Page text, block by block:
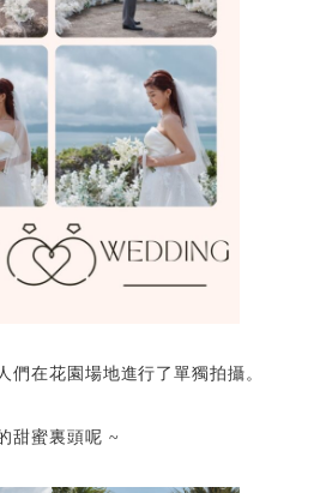
們在花園場地進行了單獨拍攝。
甜蜜裏頭呢 ~